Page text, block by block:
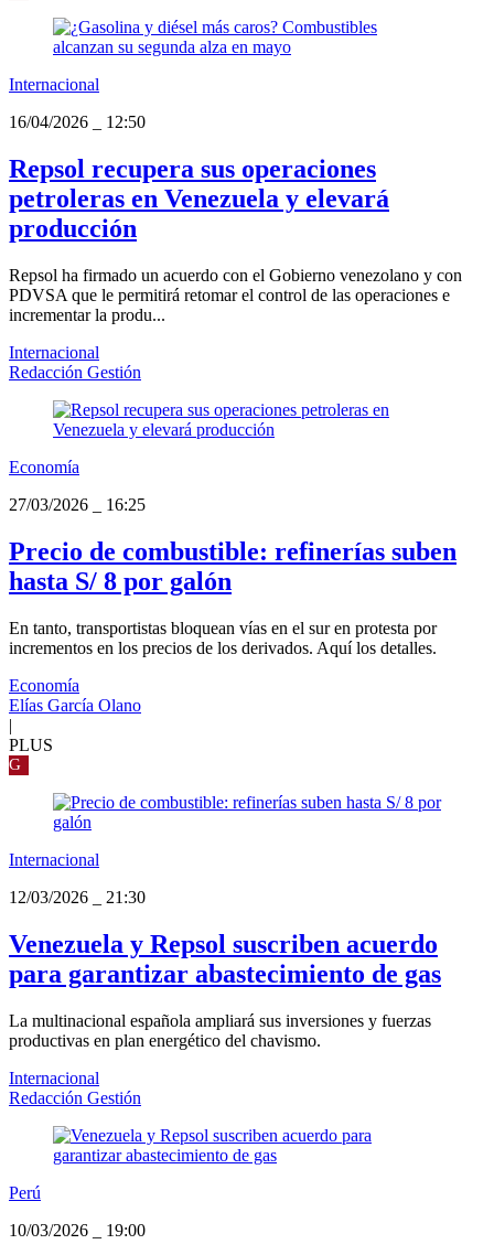
Internacional
16/04/2026
12:50
Repsol recupera sus operaciones
petroleras en Venezuela y elevará
producción
Repsol ha firmado un acuerdo con el Gobierno venezolano y con
PDVSA que le permitirá retomar el control de las operaciones e
incrementar la produ...
Internacional
Redacción Gestión
Economía
27/03/2026
16:25
Precio de combustible: refinerías suben
hasta S/ 8 por galón
En tanto, transportistas bloquean vías en el sur en protesta por
incrementos en los precios de los derivados. Aquí los detalles.
Economía
Elías García Olano
|
PLUS
G
Internacional
12/03/2026
21:30
Venezuela y Repsol suscriben acuerdo
para garantizar abastecimiento de gas
La multinacional española ampliará sus inversiones y fuerzas
productivas en plan energético del chavismo.
Internacional
Redacción Gestión
Perú
10/03/2026
19:00